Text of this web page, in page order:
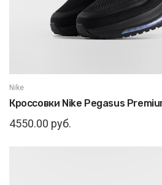
Nike
Кроссовки Nike Pegasus
4550.00 руб.